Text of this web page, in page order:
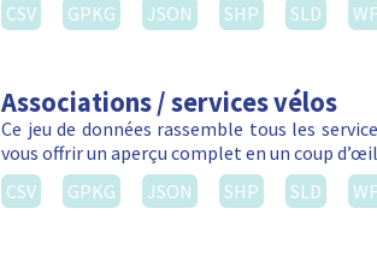
CSV
GPKG JSON SHP SLD
Associations / services vélos
Ce jeu de données rassemble tous les
vous offrir un aperçu complet en un coup
CSV
GPKG JSON SHP SLD